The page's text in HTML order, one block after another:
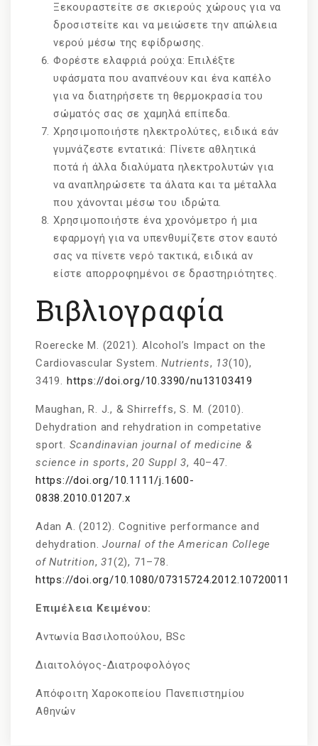
Ξεκουραστείτε σε σκιερούς χώρους για να
δροσιστείτε και να μειώσετε την απώλεια
νερού μέσω της εφίδρωσης.
Φορέστε ελαφριά ρούχα: Επιλέξτε
υφάσματα που αναπνέουν και ένα καπέλο
για να διατηρήσετε τη θερμοκρασία του
σώματός σας σε χαμηλά επίπεδα.
Χρησιμοποιήστε ηλεκτρολύτες, ειδικά εάν
γυμνάζεστε εντατικά: Πίνετε αθλητικά
ποτά ή άλλα διαλύματα ηλεκτρολυτών για
να αναπληρώσετε τα άλατα και τα μέταλλα
που χάνονται μέσω του ιδρώτα.
Χρησιμοποιήστε ένα χρονόμετρο ή μια
εφαρμογή για να υπενθυμίζετε στον εαυτό
σας να πίνετε νερό τακτικά, ειδικά αν
είστε απορροφημένοι σε δραστηριότητες.
Βιβλιογραφία
Roerecke M. (2021). Alcohol’s Impact on the
Cardiovascular System.Nutrients, 13(10),
3419. https://doi.org/10.3390/nu13103419
Maughan, R. J., & Shirreffs, S. M. (2010).
Dehydration and rehydration in competative
sport. Scandinavian journal of medicine &
science in sports,20 Suppl 3, 40–47.
https://doi.org/10.1111/j.1600-
0838.2010.01207.x
Adan A. (2012). Cognitive performance and
dehydration.Journal of the American College
of Nutrition,31(2), 71–78.
https://doi.org/10.1080/07315724.2012.10720011
Επιμέλεια Κειμένου:
Αντωνία Βασιλοπούλου, BSc
Διαιτολόγος-Διατροφολόγος
Απόφοιτη Χαροκοπείου Πανεπιστημίου
Αθηνών